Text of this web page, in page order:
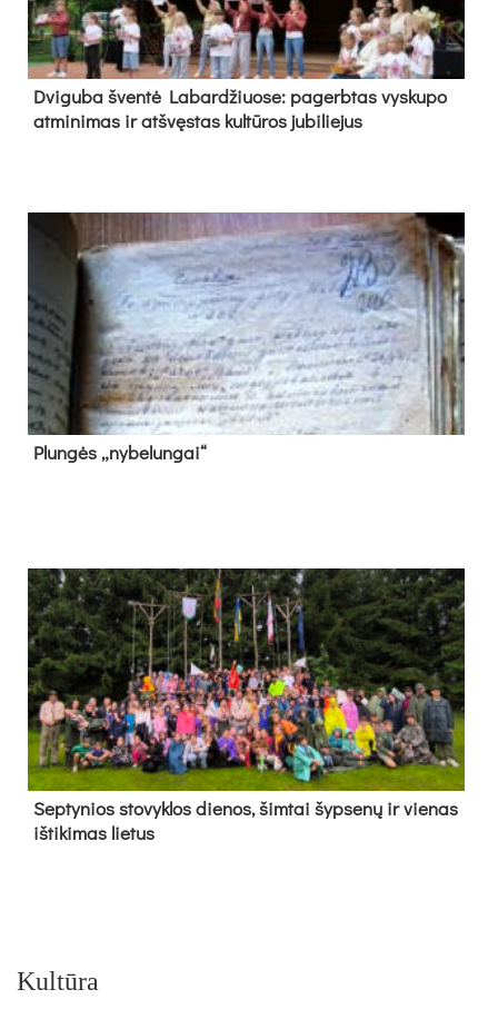
Dvi­gu­ba šven­tė La­bar­džiuo­se: pa­gerb­tas vys­ku­po
at­mi­ni­mas ir at­švęs­tas kul­tū­ros ju­bi­lie­jus
Plun­gės „ny­be­lun­gai“
Sep­ty­nios sto­vyk­los die­nos, šim­tai šyp­se­nų ir vie­nas
iš­ti­ki­mas lie­tus
Kultūra